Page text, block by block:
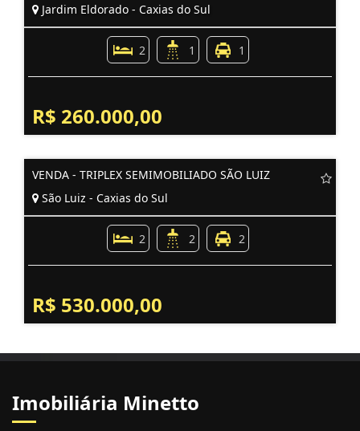
Jardim Eldorado - Caxias do Sul
2 1 1
R$ 260.000,00
VENDA - TRIPLEX SEMIMOBILIADO SÃO LUIZ
São Luiz - Caxias do Sul
2 2 2
R$ 530.000,00
Imobiliária Minetto